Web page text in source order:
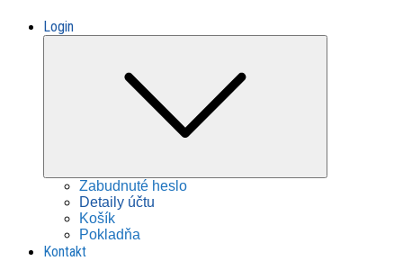
Login
Zabudnuté heslo
Detaily účtu
Košík
Pokladňa
Kontakt